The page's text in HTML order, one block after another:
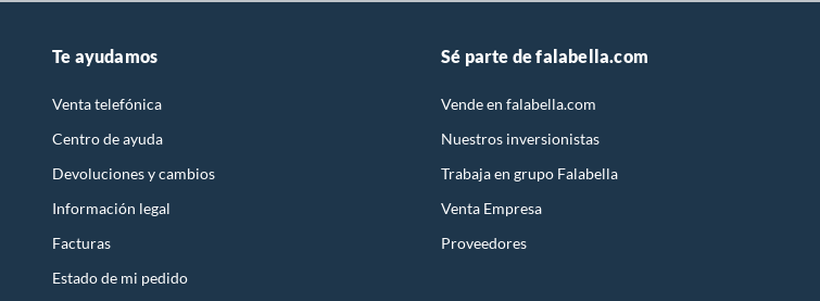
Te ayudamos
Venta telefónica
Centro de ayuda
Devoluciones y cambios
Información legal
Facturas
Estado de mi pedido
Sé parte de falabella.com
Vende en falabella.com
Nuestros inversionistas
Trabaja en grupo Falabella
Venta Empresa
Proveedores